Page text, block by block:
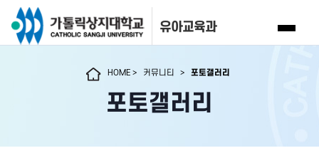
유아교육과
HOME> 커뮤니티 > 포토갤러리
포토갤러리